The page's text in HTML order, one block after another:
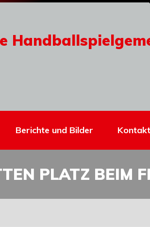
Berichte und Bilder Kontakt
PLATZ BEIM